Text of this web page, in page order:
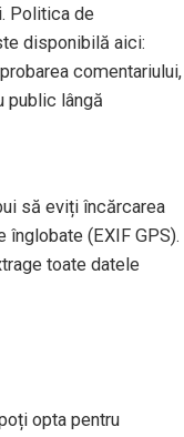
Politica de
disponibilă aici:
comentariului,
public lângă
să eviți încărcarea
(EXIF GPS).
toate datele
opta pentru